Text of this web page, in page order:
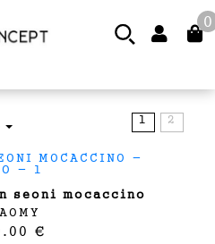
0
1 2
seoni mocaccino
€